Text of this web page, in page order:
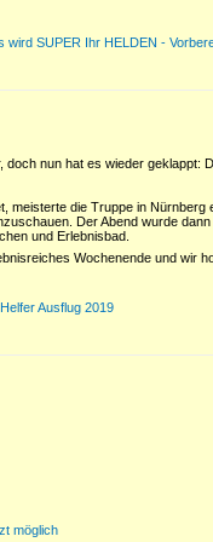
wird SUPER Ihr HELDEN -
doch nun hat es wieder geklappt:
meisterte die Truppe in
Der Abend wurde
und Erlebnisbad.
Wochenende und wir
Ausflug 2019
möglich